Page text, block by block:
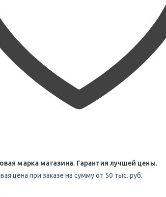
марка магазина. Гарантия лучшей цены.
цена при заказе на сумму от 50 тыс. руб.